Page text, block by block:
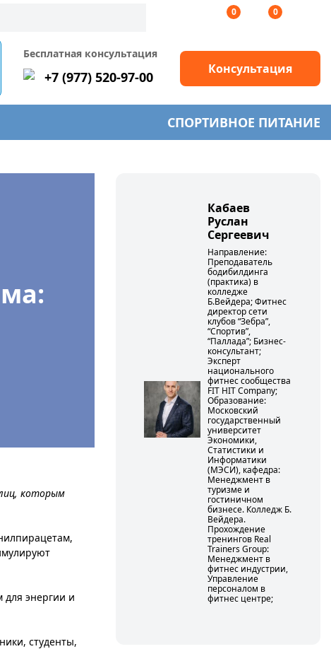
0 0
Бесплатная консультация
+7 (977) 520-97-00 Консультация
СПОРТИВНОЕ ПИТАНИЕ
которым
энергии и
студенты,
Кабаев
Руслан
Сергеевич
Направление:
Преподаватель
бодибилдинга
(практика) в
колледже
Б.Вейдера; Фитнес
директор сети
клубов “Зебра”,
“Спортив”,
“Паллада”; Бизнес-
консультант;
Эксперт
национального
фитнес сообщества
FIT HIT Company;
Образование:
Московский
государственный
университет
Экономики,
Статистики и
Информатики
(МЭСИ), кафедра:
Менеджмент в
туризме и
гостиничном
бизнесе. Колледж Б.
Вейдера.
Прохождение
тренингов Real
Trainers Group:
Менеджмент в
фитнес индустрии,
Управление
персоналом в
фитнес центре;